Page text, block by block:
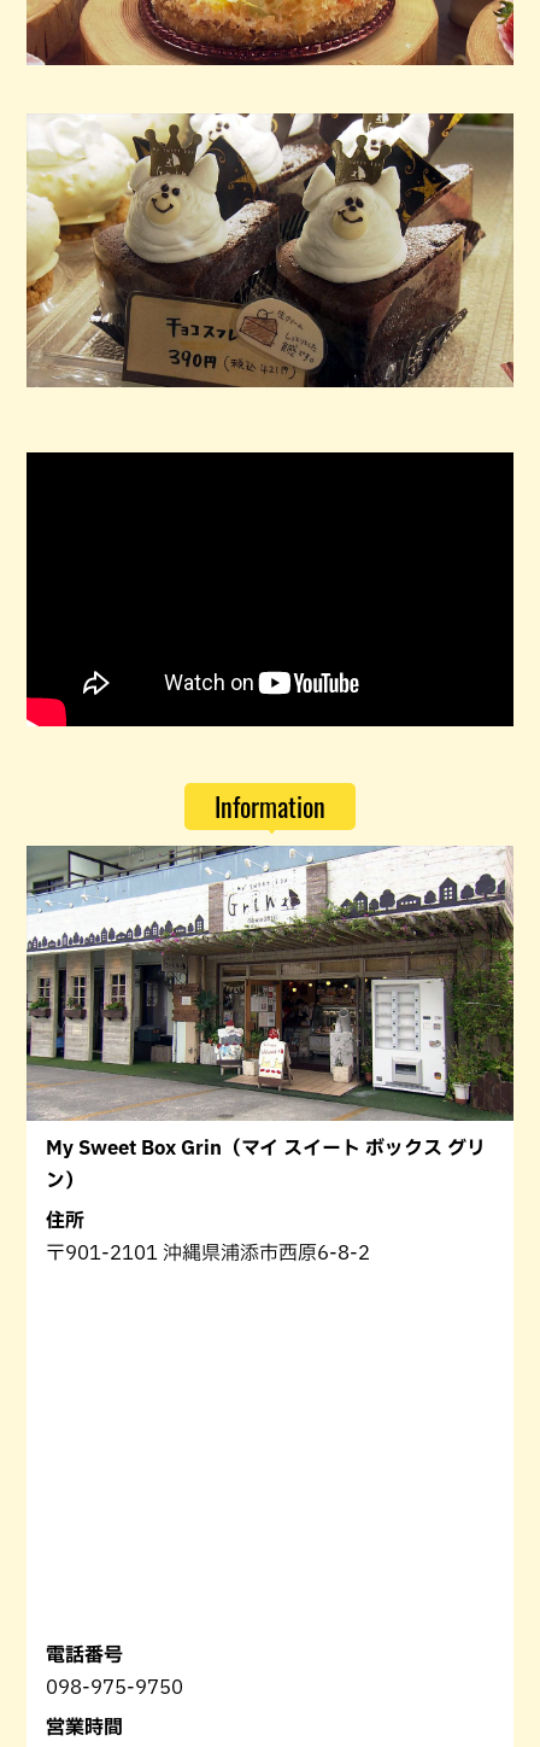
Information
My Sweet Box Grin（マイ スイート ボックス グリ
ン）
住所
〒901-2101 沖縄県浦添市西原6-8-2
電話番号
098-975-9750
営業時間